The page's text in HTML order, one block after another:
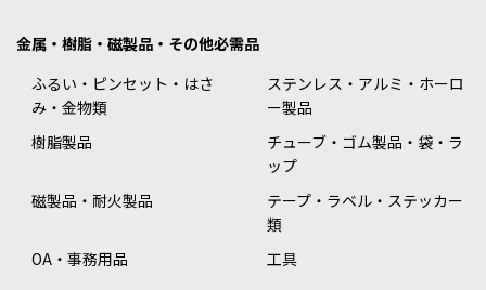
金属・樹脂・磁製品・その他必需品
ふるい・ピンセット・はさ
み・金物類
ステンレス・アルミ・ホーロ
ー製品
樹脂製品
チューブ・ゴム製品・袋・ラ
ップ
磁製品・耐火製品
テープ・ラベル・ステッカー
類
OA・事務用品
工具